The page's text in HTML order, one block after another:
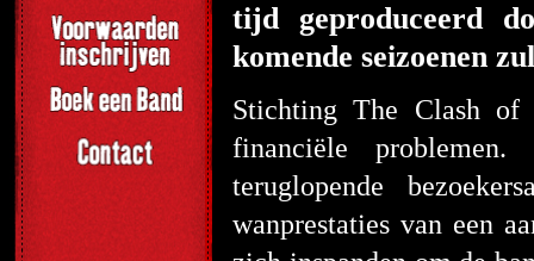
tijd geproduceerd
komende seizoenen
Stichting The Clash
financiële
teruglopende
wanprestaties van een